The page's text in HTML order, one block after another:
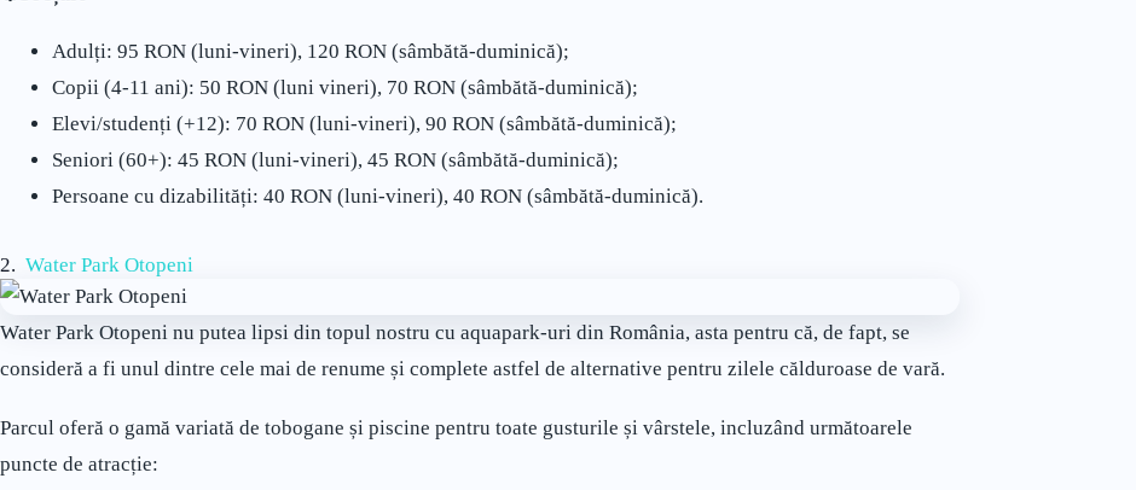
Adulți: 95 RON (luni-vineri), 120 RON (sâmbătă-duminică);
Copii (4-11 ani): 50 RON (luni vineri), 70 RON (sâmbătă-duminică);
Elevi/studenți (+12): 70 RON (luni-vineri), 90 RON (sâmbătă-duminică);
Seniori (60+): 45 RON (luni-vineri), 45 RON (sâmbătă-duminică);
Persoane cu dizabilități: 40 RON (luni-vineri), 40 RON (sâmbătă-duminică).
2. Water Park Otopeni
Water Park Otopeni nu putea lipsi din topul nostru cu aquapark-uri din România, asta pentru că, de fapt, se
consideră a fi unul dintre cele mai de renume și complete astfel de alternative pentru zilele călduroase de vară.
Parcul oferă o gamă variată de tobogane și piscine pentru toate gusturile și vârstele, incluzând următoarele
puncte de atracție: